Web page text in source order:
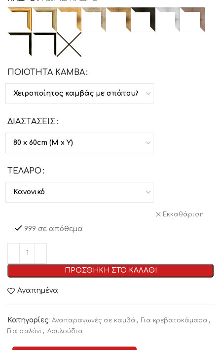
ΠΟΙΟΤΗΤΑ ΚΑΜΒΑ
ΔΙΑΣΤΑΣΕΙΣ
ΤΕΛΑΡΟ
Εκκαθάριση
999 σε απόθεμα
ΠΡΟΣΘΗΚΗ ΣΤΟ ΚΑΛΑΘΙ
Αγαπημένα
Κατηγορίες: Αναπαραγωγές σε καμβά , Για κρεβατοκάμαρα ,
Για σαλόνι , Λουλούδια